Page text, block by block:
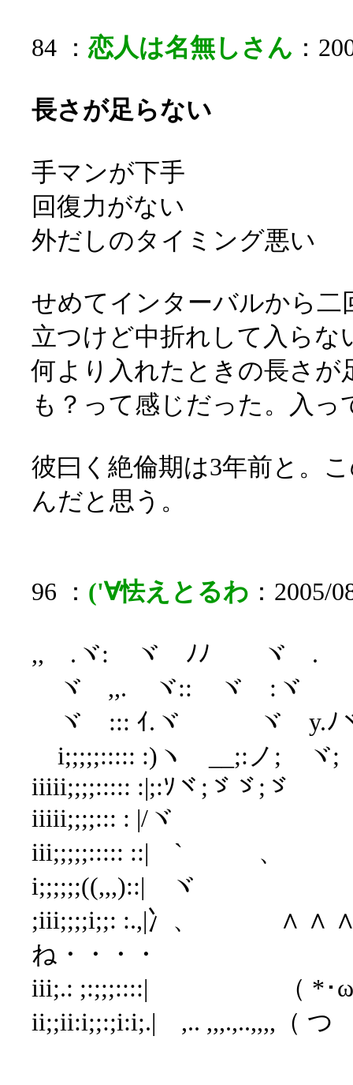
84 ： 恋人は名無しさん ：
長さが足らない
手マンが下手
回復力がない
外だしのタイミング悪い
せめてインターバルから二
立つけど中折れして入らな
何より入れたときの長さが
も？って感じだった。入
彼曰く絶倫期は3年前と。
んだと思う。
96 ： ('∀怯えとるわ ：2005/
,,ゞ.ヾ:ゞヾ ﾉﾉ ゞヾ .
ゞヾ ,,.ゞヾ::ゞヾゞ:ヾ
ゞヾゞ::: ｲ.ヾゞ ゞヾゞy.ﾉ
ゞi;;;;;::::: :)ヽゞ__;:ノ;ゞヾ;
iiiii;;;;::::: :|;:ｿヾ;ゞゞ;
iiiii;;;;::: : |/ヾ
iii;;;;;::::: ::| ` 、
i;;;;;;((,,,)::|
;iii;;;;i;;: :.,|冫、 ∧ ∧ ∧∧
ね・・・・
iii;.: ;:;;;::::| （ *･ω･
ii;;ii:i;;:;i:i;.| ,.. ,,,.,..,,,,（ つ